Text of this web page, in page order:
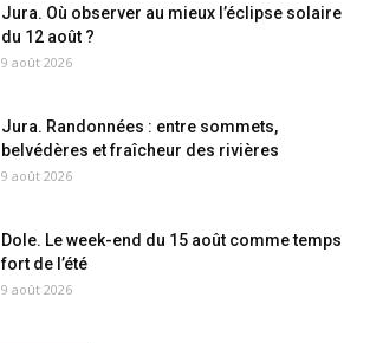
Jura. Où observer au mieux l’éclipse solaire
du 12 août ?
9 août 2026
Jura. Randonnées : entre sommets,
belvédères et fraîcheur des rivières
9 août 2026
Dole. Le week-end du 15 août comme temps
fort de l’été
9 août 2026